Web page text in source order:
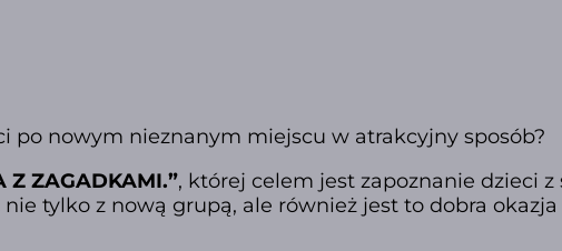
po nowym nieznanym miejscu w atrakcyjny sposób?
Z ZAGADKAMI.”, której celem jest zapoznanie dzieci
tylko z nową grupą, ale również jest to dobra